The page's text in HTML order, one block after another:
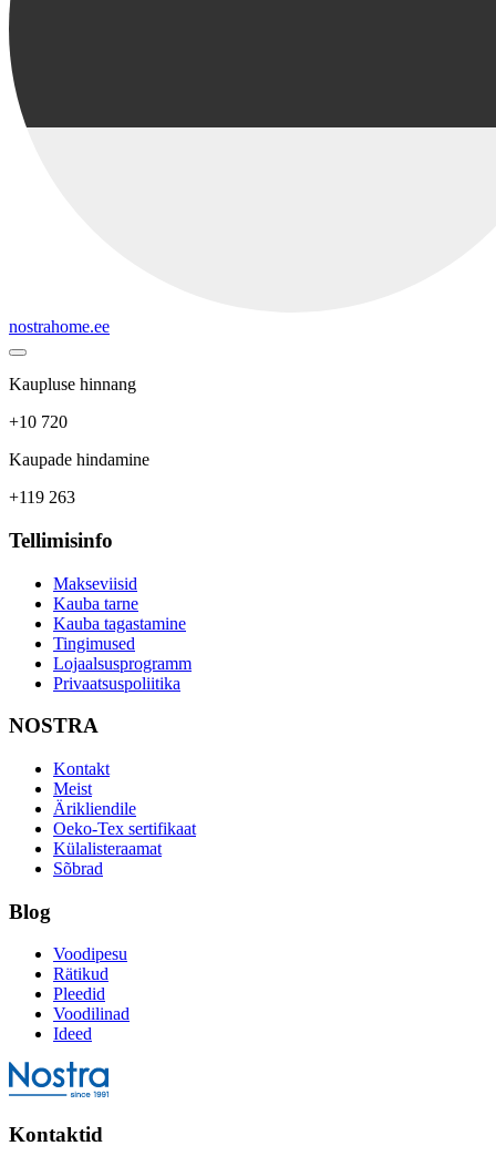
nostrahome.ee
Kaupluse hinnang
+10 720
Kaupade hindamine
+119 263
Tellimisinfo
Makseviisid
Kauba tarne
Kauba tagastamine
Tingimused
Lojaalsusprogramm
Privaatsuspoliitika
NOSTRA
Kontakt
Meist
Ärikliendile
Oeko-Tex sertifikaat
Külalisteraamat
Sõbrad
Blog
Voodipesu
Rätikud
Pleedid
Voodilinad
Ideed
Kontaktid